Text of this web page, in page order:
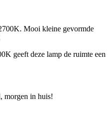
Mooi kleine gevormde
geeft deze lamp de ruimte een
morgen in huis!